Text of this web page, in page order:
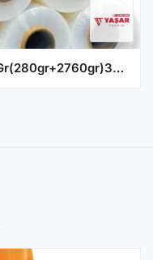
Arma Streç Film 23 Mic.3040 Gr(280gr+2760gr)300 Mt - 6'lı Paket